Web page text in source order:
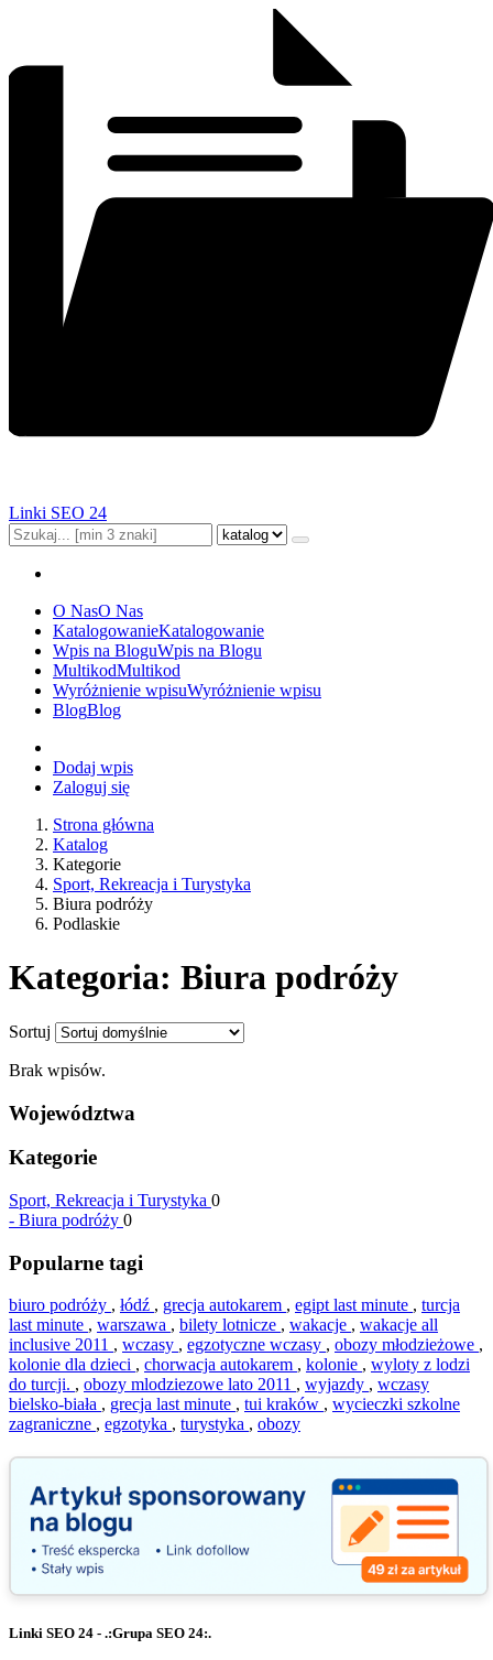
Linki SEO 24
O NasO Nas
KatalogowanieKatalogowanie
Wpis na BloguWpis na Blogu
MultikodMultikod
Wyróżnienie wpisuWyróżnienie wpisu
BlogBlog
Dodaj wpis
Zaloguj się
Strona główna
Katalog
Kategorie
Sport, Rekreacja i Turystyka
Biura podróży
Podlaskie
Kategoria: Biura podróży
Sortuj
Brak wpisów.
Województwa
Kategorie
Sport, Rekreacja i Turystyka 0
- Biura podróży 0
Popularne tagi
biuro podróży , łódź , grecja autokarem , egipt last minute , turcja
last minute , warszawa , bilety lotnicze , wakacje , wakacje all
inclusive 2011 , wczasy , egzotyczne wczasy , obozy młodzieżowe ,
kolonie dla dzieci , chorwacja autokarem , kolonie , wyloty z lodzi
do turcji. , obozy mlodziezowe lato 2011 , wyjazdy , wczasy
bielsko-biała , grecja last minute , tui kraków , wycieczki szkolne
zagraniczne , egzotyka , turystyka , obozy
Linki SEO 24 - .:Grupa SEO 24:.